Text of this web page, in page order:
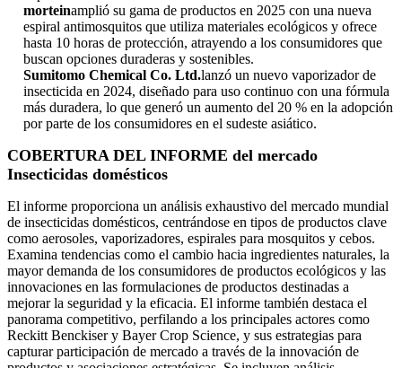
morteinamplió su gama de productos en 2025 con una nueva
espiral antimosquitos que utiliza materiales ecológicos y ofrece
hasta 10 horas de protección, atrayendo a los consumidores que
buscan opciones duraderas y sostenibles.
Sumitomo Chemical Co. Ltd.lanzó un nuevo vaporizador de
insecticida en 2024, diseñado para uso continuo con una fórmula
más duradera, lo que generó un aumento del 20 % en la adopción
por parte de los consumidores en el sudeste asiático.
COBERTURA DEL INFORME del mercado
Insecticidas domésticos
El informe proporciona un análisis exhaustivo del mercado mundial
de insecticidas domésticos, centrándose en tipos de productos clave
como aerosoles, vaporizadores, espirales para mosquitos y cebos.
Examina tendencias como el cambio hacia ingredientes naturales, la
mayor demanda de los consumidores de productos ecológicos y las
innovaciones en las formulaciones de productos destinadas a
mejorar la seguridad y la eficacia. El informe también destaca el
panorama competitivo, perfilando a los principales actores como
Reckitt Benckiser y Bayer Crop Science, y sus estrategias para
capturar participación de mercado a través de la innovación de